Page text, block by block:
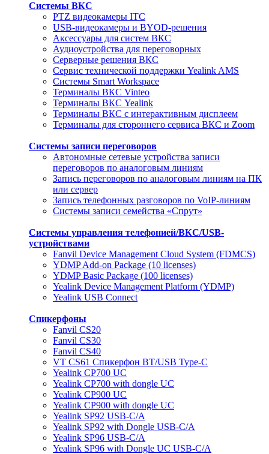
Системы ВКС
PTZ видеокамеры ITC
USB-видеокамеры и BYOD-решения
Аксессуары для систем ВКС
Аудиоустройства для переговорных
Серверные решения ВКС
Сервис технической поддержки Yealink AMS
Системы Smart Workspace
Терминалы ВКС Vinteo
Терминалы ВКС Yealink
Терминалы ВКС с интерактивным дисплеем
Терминалы для стороннего сервиса ВКС и Zoom
Системы записи переговоров
Автономные сетевые устройства записи
переговоров по аналоговым линиям
Запись переговоров по аналоговым линиям на ПК
или сервер
Запись телефонных разговоров по VoIP-линиям
Системы записи семейства «Спрут»
Системы управления телефонией/ВКС/USB-
устройствами
Fanvil Device Management Cloud System (FDMCS)
YDMP Add-on Package (10 licenses)
YDMP Basic Package (100 licenses)
Yealink Device Management Platform (YDMP)
Yealink USB Connect
Спикерфоны
Fanvil CS20
Fanvil CS30
Fanvil CS40
VT CS61 Cпикерфон BT/USB Type-C
Yealink CP700 UC
Yealink CP700 with dongle UC
Yealink CP900 UC
Yealink CP900 with dongle UC
Yealink SP92 USB-C/A
Yealink SP92 with Dongle USB-C/A
Yealink SP96 USB-C/A
Yealink SP96 with Dongle UC USB-C/A